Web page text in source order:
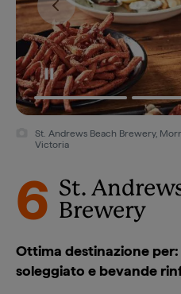
St. Andrews Beach Brewery,
Victoria
6 St.
Brewery
Ottima destinazione
soleggiato e bevande